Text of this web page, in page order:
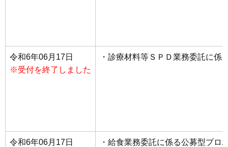
令和6年06月17日
※受付を終了しました
・診療材料等ＳＰＤ業務委託に
令和6年06月17日
・給食業務委託に係る公募型プロ